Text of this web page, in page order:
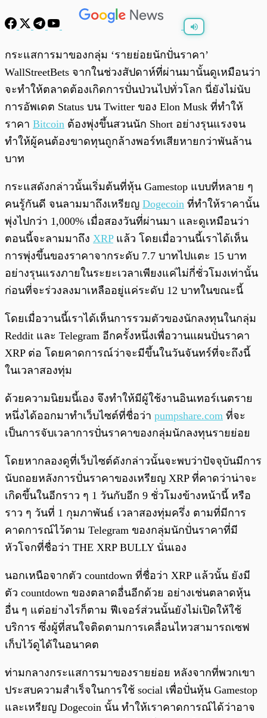
กระแสการมาของกลุ่ม ‘รายย่อยนักปั่นราคา’
WallStreetBets จากในช่วงสัปดาห์ที่ผ่านมานั้นดูเหมือนว่า
จะทำให้ตลาดต้องเกิดการปั่นป่วนไปทั่วโลก นี่ยังไม่นับ
การอัพเดต Status บน Twitter ของ Elon Musk ที่ทำให้
ราคา Bitcoin ต้องพุ่งขึ้นสวนนัก Short อย่างรุนแรงจน
ทำให้ผู้คนต้องขาดทุนถูกล้างพอร์ทเสียหายกว่าพันล้าน
บาท
กระแสดังกล่าวนั้นเริ่มต้นที่หุ้น Gamestop แบบที่หลาย ๆ
คนรู้กันดี จนลามมาถึงเหรียญ Dogecoin ที่ทำให้ราคานั้น
พุ่งไปกว่า 1,000% เมื่อสองวันที่ผ่านมา และดูเหมือนว่า
ตอนนี้จะลามมาถึง XRPแล้ว โดยเมื่อวานนี้เราได้เห็น
การพุ่งขึ้นของราคาจากระดับ 7.7 บาทไปแตะ 15 บาท
อย่างรุนแรงภายในระยะเวลาเพียงแค่ไม่กี่ชั่วโมงเท่านั้น
ก่อนที่จะร่วงลงมาเหลืออยู่แค่ระดับ 12 บาทในขณะนี้
โดยเมื่อวานนี้เราได้เห็นการรวมตัวของนักลงทุนในกลุ่ม
Reddit และ Telegram อีกครั้งหนึ่งเพื่อวานแผนปั่นราคา
XRP ต่อ โดยคาดการณ์ว่าจะมีขึ้นในวันจันทร์ที่จะถึงนี้
ในเวลาสองทุ่ม
ด้วยความนิยมนี้เอง จึงทำให้มีผู้ใช้งานอินเทอร์เนตราย
หนึ่งได้ออกมาทำเว็บไซต์ที่ชื่อว่า pumpshare.com ที่จะ
เป็นการจับเวลาการปั่นราคาของกลุ่มนักลงทุนรายย่อย
โดยหากลองดูที่เว็บไซต์ดังกล่าวนั้นจะพบว่าปัจจุบันมีการ
นับถอยหลังการปั่นราคาของเหรียญ XRP ที่คาดว่าน่าจะ
เกิดขึ้นในอีกราว ๆ 1 วันกับอีก 9 ชั่วโมงข้างหน้านี้ หรือ
ราว ๆ วันที่ 1 กุมภาพันธ์ เวลาสองทุ่มครึ่ง ตามที่มีการ
คาดการณ์ไว้ตาม Telegram ของกลุ่มนักปั่นราคาที่มี
หัวโจกที่ชื่อว่า THE XRP BULLY นั่นเอง
นอกเหนือจากตัว countdown ที่ชื่อว่า XRP แล้วนั้น ยังมี
ตัว countdown ของตลาดอื่นอีกด้วย อย่างเช่นตลาดหุ้น
อื่น ๆ แต่อย่างไรก็ตาม ฟีเจอร์ส่วนนั้นยังไม่เปิดให้ใช้
บริการ ซึ่งผู้ที่สนใจติดตามการเคลื่อนไหวสามารถเซฟ
เก็บไว้ดูได้ในอนาคต
ท่ามกลางกระแสการมาของรายย่อย หลังจากที่พวกเขา
ประสบความสำเร็จในการใช้ social เพื่อปั่นหุ้น Gamestop
และเหรียญ Dogecoin นั้น ทำให้เราคาดการณ์ได้ว่าอาจ